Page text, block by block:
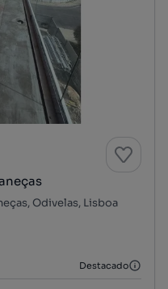
Odivelas, Lisboa
Destacado